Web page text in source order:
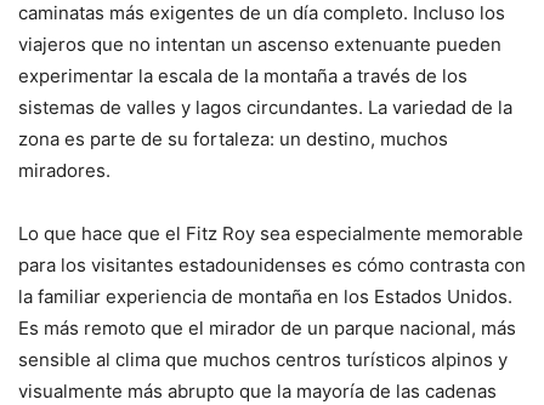
caminatas más exigentes de un día completo. Incluso los
viajeros que no intentan un ascenso extenuante pueden
experimentar la escala de la montaña a través de los
sistemas de valles y lagos circundantes. La variedad de la
zona es parte de su fortaleza: un destino, muchos
miradores.
Lo que hace que el Fitz Roy sea especialmente memorable
para los visitantes estadounidenses es cómo contrasta con
la familiar experiencia de montaña en los Estados Unidos.
Es más remoto que el mirador de un parque nacional, más
sensible al clima que muchos centros turísticos alpinos y
visualmente más abrupto que la mayoría de las cadenas